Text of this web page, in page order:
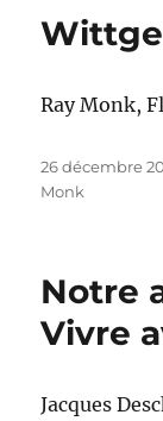
Ray Monk,
Publié
le
26 décembre
Monk
Notre
Vivre
Jacques